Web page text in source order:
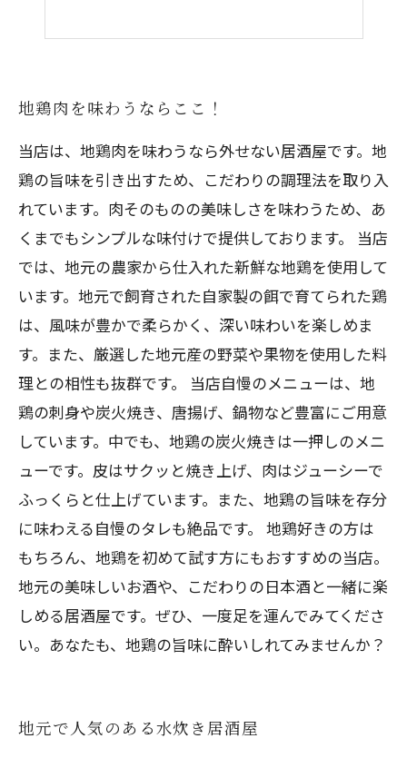
地鶏肉を味わうならここ！
当店は、地鶏肉を味わうなら外せない居酒屋です。地
鶏の旨味を引き出すため、こだわりの調理法を取り入
れています。肉そのものの美味しさを味わうため、あ
くまでもシンプルな味付けで提供しております。 当店
では、地元の農家から仕入れた新鮮な地鶏を使用して
います。地元で飼育された自家製の餌で育てられた鶏
は、風味が豊かで柔らかく、深い味わいを楽しめま
す。また、厳選した地元産の野菜や果物を使用した料
理との相性も抜群です。 当店自慢のメニューは、地
鶏の刺身や炭火焼き、唐揚げ、鍋物など豊富にご用意
しています。中でも、地鶏の炭火焼きは一押しのメニ
ューです。皮はサクッと焼き上げ、肉はジューシーで
ふっくらと仕上げています。また、地鶏の旨味を存分
に味わえる自慢のタレも絶品です。 地鶏好きの方は
もちろん、地鶏を初めて試す方にもおすすめの当店。
地元の美味しいお酒や、こだわりの日本酒と一緒に楽
しめる居酒屋です。ぜひ、一度足を運んでみてくださ
い。あなたも、地鶏の旨味に酔いしれてみませんか？
地元で人気のある水炊き居酒屋